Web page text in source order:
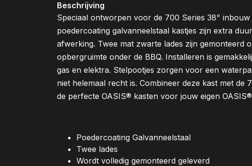
Beschrijving
Speciaal ontworpen voor de 700 Series 38" inbouw
poedercoating galvanneelstaal kastjes zijn extra
afwerking. Twee mat zwarte lades zijn gemonteerd
opbergruimte onder de BBQ. Installeren is
gas en elektra. Stelpootjes zorgen voor een
niet helemaal recht is. Combineer deze kast met de
de perfecte OASIS® kasten voor jouw eigen
Poedercoating Galvanneelstaal
Twee lades
Wordt volledig gemonteerd geleverd